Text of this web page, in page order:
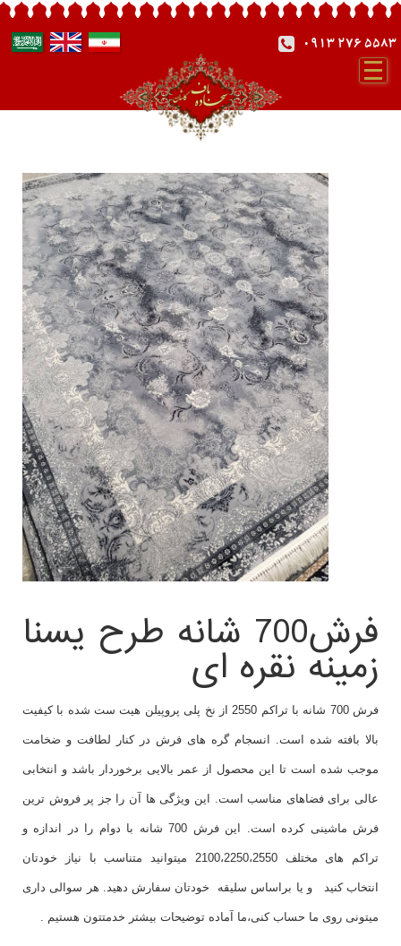
0913 276 5583
فرش700 شانه طرح یسنا
زمینه نقره ای
فرش 700 شانه با تراکم 2550 از نخ پلی پروپیلن هیت ست شده با کیفیت
بالا بافته شده است. انسجام گره های فرش در کنار لطافت و ضخامت
موجب شده است تا این محصول از عمر بالایی برخوردار باشد و انتخابی
عالی برای فضاهای مناسب است. این ویژگی ها آن را جز پر فروش ترین
فرش ماشینی کرده است. این فرش 700 شانه با دوام را در اندازه و
تراکم های مختلف 2100،2250،2550 میتوانید متناسب با نیاز خودتان
انتخاب کنید و یا براساس سلیقه خودتان سفارش دهید. هر سوالی داری
میتونی روی ما حساب کنی،ما آماده توضیحات بیشتر خدمتتون هستیم .